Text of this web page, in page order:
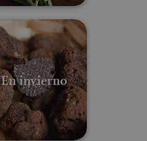
¿Qué comer en cada estación?
En invierno